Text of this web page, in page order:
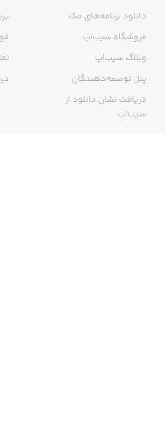
دانلود برنامه‌های مک
فروشگاه سیب‌اپ
وبلاگ سیب‌اپ
پنل توسعه‌دهندگان
دریافت نشان دانلود از
سیب‌اپ